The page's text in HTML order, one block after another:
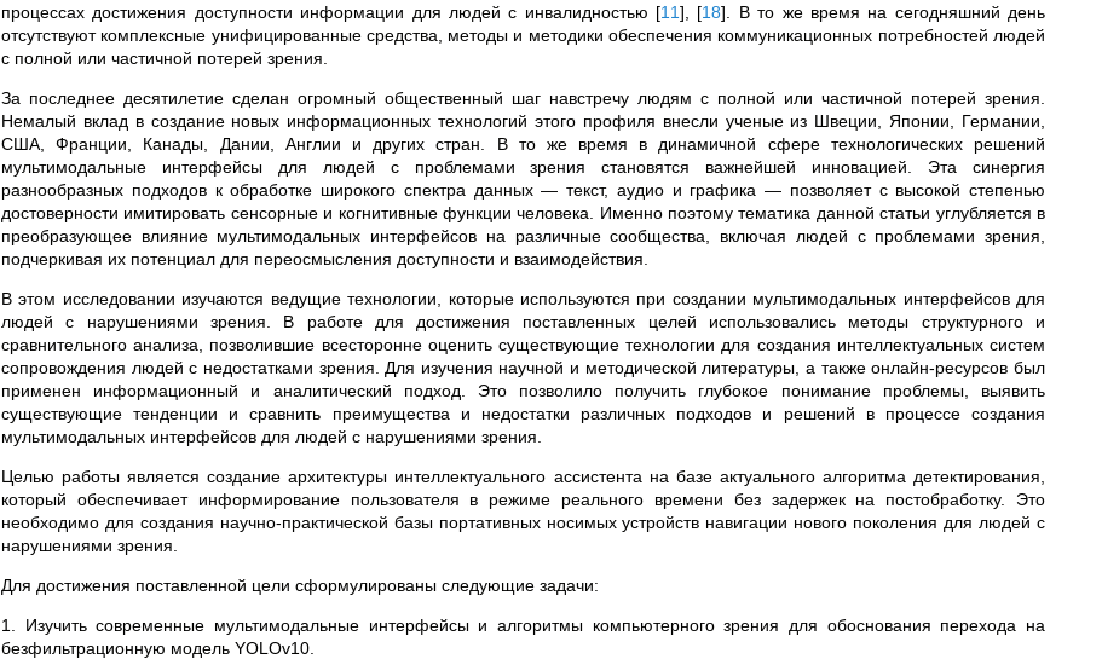
процессах достижения доступности информации для людей с инвалидностью [11] [18] . В то же время на сегодняшний день
отсутствуют комплексные унифицированные средства, методы и методики обеспечения коммуникационных потребностей людей
с полной или частичной потерей зрения.
За последнее десятилетие сделан огромный общественный шаг навстречу людям с полной или частичной потерей зрения.
Немалый вклад в создание новых информационных технологий этого профиля внесли ученые из Швеции, Японии, Германии,
США, Франции, Канады, Дании, Англии и других стран. В то же время в динамичной сфере технологических решений
мультимодальные интерфейсы для людей с проблемами зрения становятся важнейшей инновацией. Эта синергия
разнообразных подходов к обработке широкого спектра данных — текст, аудио и графика — позволяет с высокой степенью
достоверности имитировать сенсорные и когнитивные функции человека. Именно поэтому тематика данной статьи углубляется в
преобразующее влияние мультимодальных интерфейсов на различные сообщества, включая людей с проблемами зрения,
подчеркивая их потенциал для переосмысления доступности и взаимодействия.
В этом исследовании изучаются ведущие технологии, которые используются при создании мультимодальных интерфейсов для
людей с нарушениями зрения. В работе для достижения поставленных целей использовались методы структурного и
сравнительного анализа, позволившие всесторонне оценить существующие технологии для создания интеллектуальных систем
сопровождения людей с недостатками зрения. Для изучения научной и методической литературы, а также онлайн-ресурсов был
применен информационный и аналитический подход. Это позволило получить глубокое понимание проблемы, выявить
существующие тенденции и сравнить преимущества и недостатки различных подходов и решений в процессе создания
мультимодальных интерфейсов для людей с нарушениями зрения.
Целью работы является создание архитектуры интеллектуального ассистента на базе актуального алгоритма детектирования,
который обеспечивает информирование пользователя в режиме реального времени без задержек на постобработку. Это
необходимо для создания научно-практической базы портативных носимых устройств навигации нового поколения для людей с
нарушениями зрения.
Для достижения поставленной цели сформулированы следующие задачи:
1. Изучить современные мультимодальные интерфейсы и алгоритмы компьютерного зрения для обоснования перехода на
безфильтрационную модель YOLOv10.